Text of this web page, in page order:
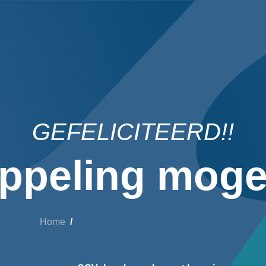
GEFELICITEERD!!
Home